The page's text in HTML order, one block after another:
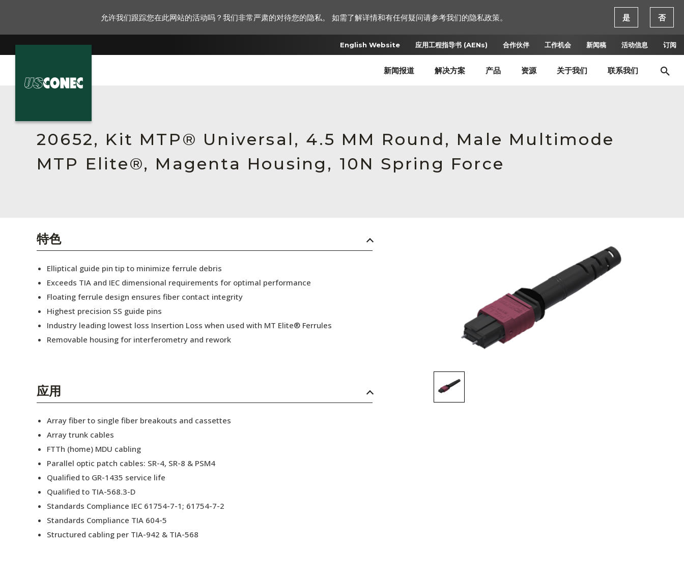
English Website 应用工程指导书 (AENs) 合作伙伴 工作机会 新闻稿 活动信息 订阅
新闻报道 解决方案 产品 资源 关于我们 联系我们
English Website
应用工程指导书 (AENs)
工作机会
活动信息
20652, Kit MTP® Universal, 4.5 MM Round, Male Multimode
MTP Elite®, Magenta Housing, 10N Spring Force
特色
Elliptical guide pin tip to minimize ferrule debris
Exceeds TIA and IEC dimensional requirements for optimal performance
Floating ferrule design ensures fiber contact integrity
Highest precision SS guide pins
Industry leading lowest loss Insertion Loss when used with MT Elite® Ferrules
Removable housing for interferometry and rework
应用
Array fiber to single fiber breakouts and cassettes
Array trunk cables
FTTh (home) MDU cabling
Parallel optic patch cables: SR-4, SR-8 & PSM4
Qualified to GR-1435 service life
Qualified to TIA-568.3-D
Standards Compliance IEC 61754-7-1; 61754-7-2
Standards Compliance TIA 604-5
Structured cabling per TIA-942 & TIA-568
允许我们跟踪您在此网站的活动吗？我们非常严肃的对待您的隐私。 如需了解详情和有任何疑问请参考我们的隐私政策。 是 否